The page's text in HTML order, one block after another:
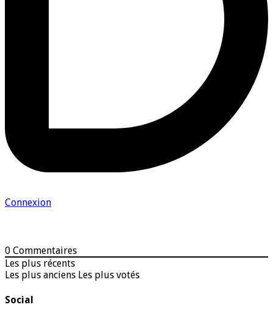
Connexion
0 Commentaires
Les plus récents
Les plus anciens Les plus votés
Social